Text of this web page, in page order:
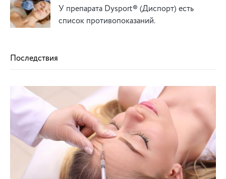
У препарата Dysport® (Диспорт) есть
список противопоказаний.
Последствия